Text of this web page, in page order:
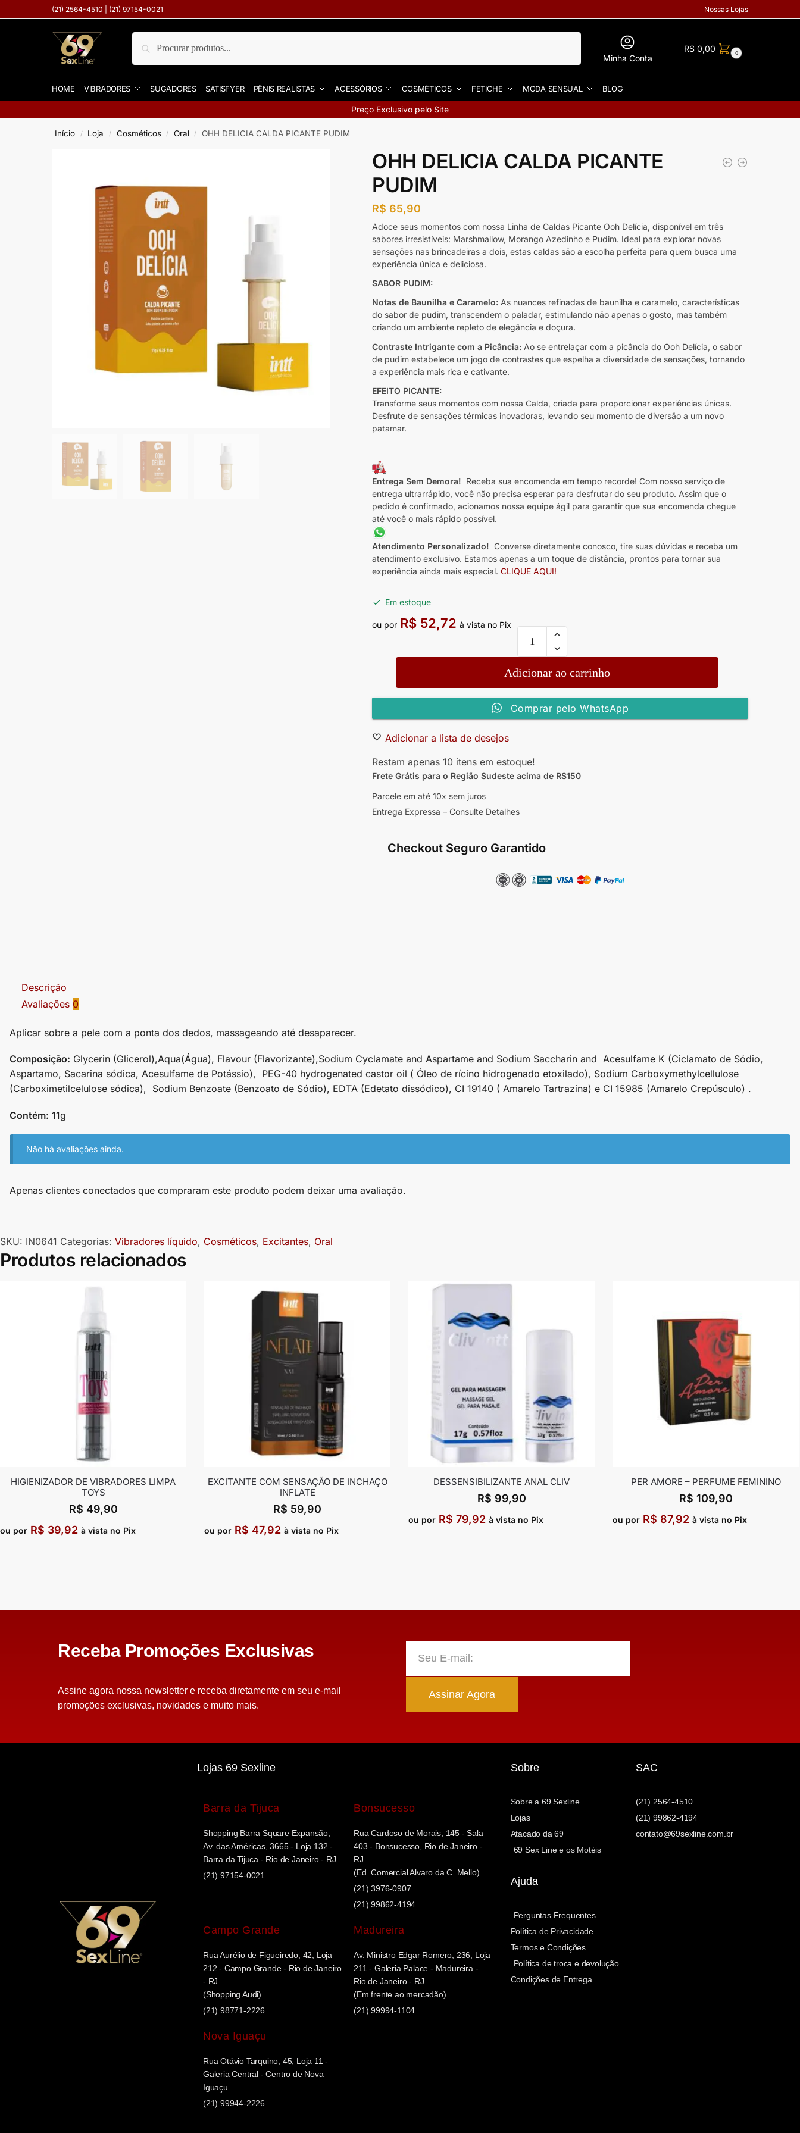
(21) 2564-4510 | (21) 97154-0021 Nossas Lojas
Pesquisar
Minha Conta
R$ 0,00 0
HOME VIBRADORES SUGADORES SATISFYER PÊNIS REALISTAS ACESSÓRIOS COSMÉTICOS FETICHE MODA SENSUAL BLOG
Preço Exclusivo pelo Site
Início / Loja / Cosméticos / Oral / OHH DELICIA CALDA PICANTE PUDIM
OHH DELICIA CALDA PICANTE
PUDIM
R$ 65,90
Adoce seus momentos com nossa Linha de Caldas Picante Ooh Delícia, disponível em três
sabores irresistíveis: Marshmallow, Morango Azedinho e Pudim. Ideal para explorar novas
sensações nas brincadeiras a dois, estas caldas são a escolha perfeita para quem busca uma
experiência única e deliciosa.
SABOR PUDIM:
Notas de Baunilha e Caramelo: As nuances refinadas de baunilha e caramelo, características
do sabor de pudim, transcendem o paladar, estimulando não apenas o gosto, mas também
criando um ambiente repleto de elegância e doçura.
Contraste Intrigante com a Picância: Ao se entrelaçar com a picância do Ooh Delícia, o sabor
de pudim estabelece um jogo de contrastes que espelha a diversidade de sensações, tornando
a experiência mais rica e cativante.
EFEITO PICANTE:
Transforme seus momentos com nossa Calda, criada para proporcionar experiências únicas.
Desfrute de sensações térmicas inovadoras, levando seu momento de diversão a um novo
patamar.
Entrega Sem Demora! Receba sua encomenda em tempo recorde! Com nosso serviço de
entrega ultrarrápido, você não precisa esperar para desfrutar do seu produto. Assim que o
pedido é confirmado, acionamos nossa equipe ágil para garantir que sua encomenda chegue
até você o mais rápido possível.
Atendimento Personalizado! Converse diretamente conosco, tire suas dúvidas e receba um
atendimento exclusivo. Estamos apenas a um toque de distância, prontos para tornar sua
experiência ainda mais especial.CLIQUE AQUI!
Em estoque
ou por R$ 52,72 à vista no Pix
Adicionar ao carrinho
Comprar pelo WhatsApp
Adicionar a lista de desejos
Restam apenas 10 itens em estoque!
Frete Grátis para o Região Sudesteacima de R$150
Parcele em até 10x sem juros
Entrega Expressa – Consulte Detalhes
Checkout Seguro Garantido
Descrição
Avaliações 0
Aplicar sobre a pele com a ponta dos dedos, massageando até desaparecer.
Composição: Glycerin (Glicerol),Aqua(Água), Flavour (Flavorizante),Sodium Cyclamate and Aspartame and Sodium Saccharin and Acesulfame K (Ciclamato de Sódio,
Aspartamo, Sacarina sódica, Acesulfame de Potássio), PEG-40 hydrogenated castor oil ( Óleo de rícino hidrogenado etoxilado), Sodium Carboxymethylcellulose
(Carboximetilcelulose sódica), Sodium Benzoate (Benzoato de Sódio), EDTA (Edetato dissódico), CI 19140 ( Amarelo Tartrazina) e CI 15985 (Amarelo Crepúsculo) .
Contém: 11g
Não há avaliações ainda.
Apenas clientes conectados que compraram este produto podem deixar uma avaliação.
SKU: IN0641 Categorias: Vibradores líquido, Cosméticos, Excitantes, Oral
Produtos relacionados
HIGIENIZADOR DE VIBRADORES LIMPA
TOYS
R$ 49,90
ou por R$ 39,92 à vista no Pix
EXCITANTE COM SENSAÇÃO DE INCHAÇO
INFLATE
R$ 59,90
ou por R$ 47,92 à vista no Pix
DESSENSIBILIZANTE ANAL CLIV
R$ 99,90
ou por R$ 79,92 à vista no Pix
PER AMORE – PERFUME FEMININO
R$ 109,90
ou por R$ 87,92 à vista no Pix
Receba Promoções Exclusivas
Assine agora nossa newsletter e receba diretamente em seu e-mail
promoções exclusivas, novidades e muito mais.
Assinar Agora
Lojas 69 Sexline
Barra da Tijuca
Shopping Barra Square Expansão,
Av. das Américas, 3665 - Loja 132 -
Barra da Tijuca - Rio de Janeiro - RJ
(21) 97154-0021
Bonsucesso
Rua Cardoso de Morais, 145 - Sala
403 - Bonsucesso, Rio de Janeiro -
RJ
(Ed. Comercial Alvaro da C. Mello)
(21) 3976-0907
(21) 99862-4194
Campo Grande
Rua Aurélio de Figueiredo, 42, Loja
212 - Campo Grande - Rio de Janeiro
- RJ
(Shopping Audi)
(21) 98771-2226
Madureira
Av. Ministro Edgar Romero, 236, Loja
211 - Galeria Palace - Madureira -
Rio de Janeiro - RJ
(Em frente ao mercadão)
(21) 99994-1104
Nova Iguaçu
Rua Otávio Tarquino, 45, Loja 11 -
Galeria Central - Centro de Nova
Iguaçu
(21) 99944-2226
Sobre
Sobre a 69 Sexline
Lojas
Atacado da 69
69 Sex Line e os Motéis
Ajuda
Perguntas Frequentes
Política de Privacidade
Termos e Condições
Política de troca e devolução
Condições de Entrega
SAC
(21) 2564-4510
(21) 99862-4194
contato@69sexline.com.br